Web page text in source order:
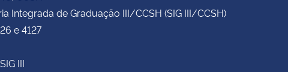
Integrada de Graduação III/CCSH (SIG III/CCSH)
e 4127
III